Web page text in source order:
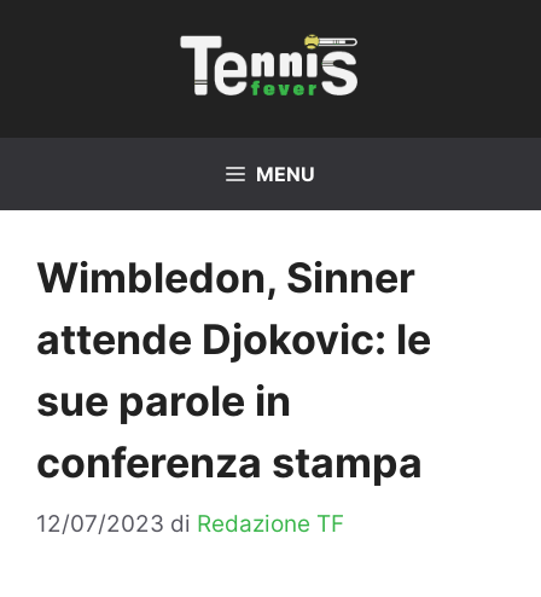
MENU
Wimbledon, Sinner
attende Djokovic: le
sue parole in
conferenza stampa
12/07/2023 di Redazione TF